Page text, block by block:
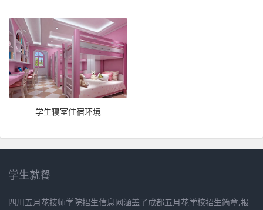
学生寝室住宿环境
学生就餐
四川五月花技师学院招生信息网涵盖了成都五月花学校招生简章,报